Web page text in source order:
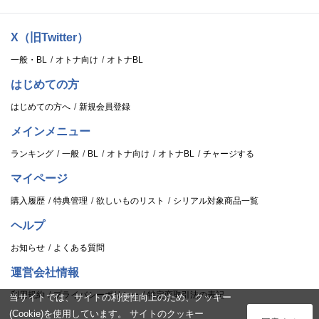
X（旧Twitter）
一般・BL オトナ向け オトナBL
はじめての方
はじめての方へ 新規会員登録
メインメニュー
ランキング 一般 BL オトナ向け オトナBL チャージする
マイページ
購入履歴 特典管理 欲しいものリスト シリアル対象商品一覧
ヘルプ
お知らせ よくある質問
運営会社情報
利用規約 プライバシーポリシー 特定商取引法の表記
当サイトでは、サイトの利便性向上のため、クッキー
(Cookie)を使用しています。 サイトのクッキー